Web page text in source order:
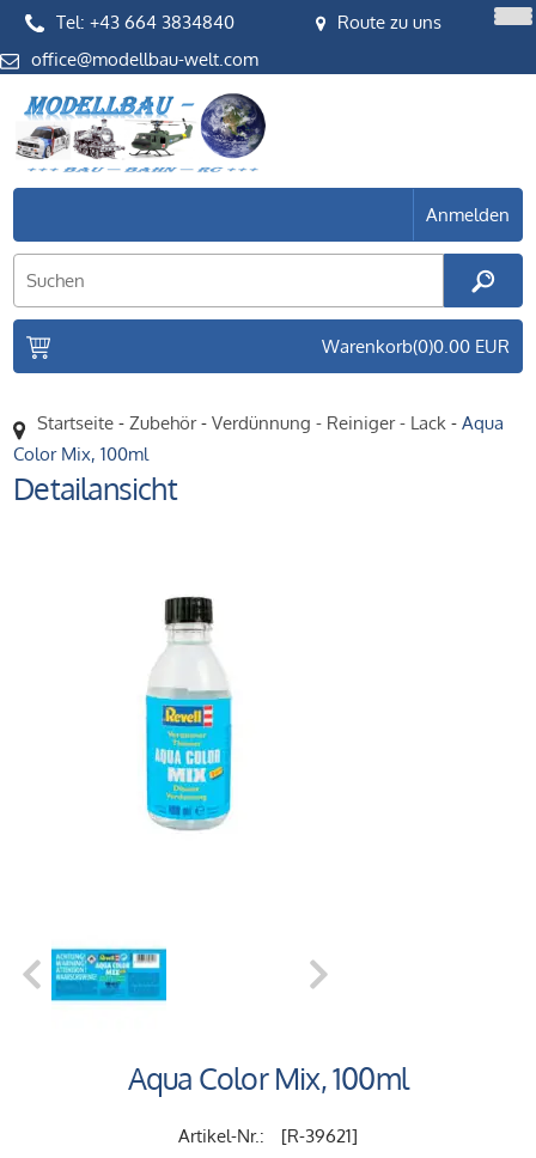
Tel: +43 664 3834840
office
Route zu uns
Anmelden
Warenkorb(0)0.00 EUR
Startseite -Zubehör-Verdünnung - Reiniger - Lack -Aqua
Color Mix, 100ml
Detailansicht
Aqua Color Mix, 100ml
[R-39621]